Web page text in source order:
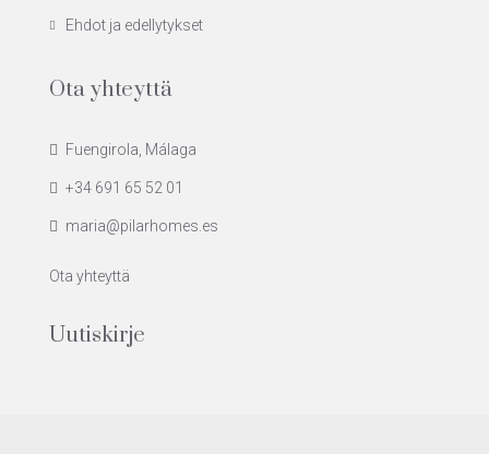
Ehdot ja edellytykset
Ota yhteyttä
Fuengirola, Málaga
+34 691 65 52 01
maria@pilarhomes.es
Ota yhteyttä
Uutiskirje